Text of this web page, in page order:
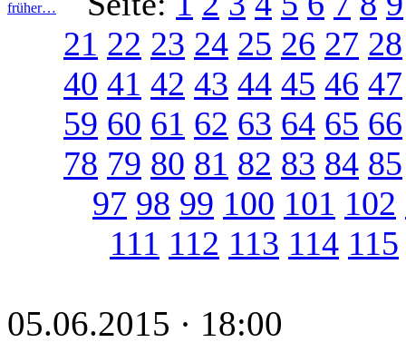
früher…
21 22 23 24 25 26 27 28
40 41 42 43 44 45 46 47
59 60 61 62 63 64 65 66
78 79 80 81 82 83 84 85
97 98 99 100 101 102
111 112 113 114 115
05.06.2015 · 18:00